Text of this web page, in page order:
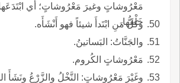
مَعْرُوشاتٍ وغيرَ مَعْرُوشاتٍ؛ أَي ابْتَدَعَها
خَلْقَها.
وكلُّ مَنِ ابْتَدأَ شيئاً فهو أَنْشَأَه.
والجَنَّاتُ: البَساتينُ.
مَعْرُوشاتٍ الكُروم.
وغَيْرَ مَعْرُوشاتٍ: النَّخْلُ والزَّرْعُ ونَشَأَ